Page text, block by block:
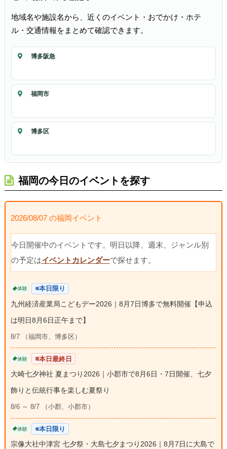
地域名や施設名から、近くのイベント・おでかけ・ホテ
ル・交通情報をまとめて確認できます。
博多阪急
福岡市
博多区
福岡の今日のイベントを探す
2026/08/07 の福岡イベント
今日開催中のイベントです。明日以降、週末、ジャンル別
の予定はイベントカレンダーで探せます。
体験 本日限り
九州経済産業局こどもデー2026｜8月7日博多で無料開催【申込
は明日8月6日正午まで】
8/7 （福岡市、博多区）
体験 本日最終日
大崎七夕神社 夏まつり2026｜小郡市で8月6日・7日開催、七夕
飾りと伝統行事を楽しむ夏祭り
8/6 ～ 8/7 （小郡、小郡市）
体験 本日限り
宗像大社中津宮 七夕祭・大島七夕まつり2026｜8月7日に大島で